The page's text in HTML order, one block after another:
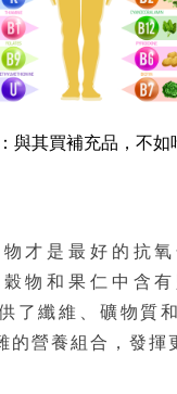
與其買補充品，不如
才是最好的抗
物和果仁中含
了纖維、礦物質
的營養組合，發揮